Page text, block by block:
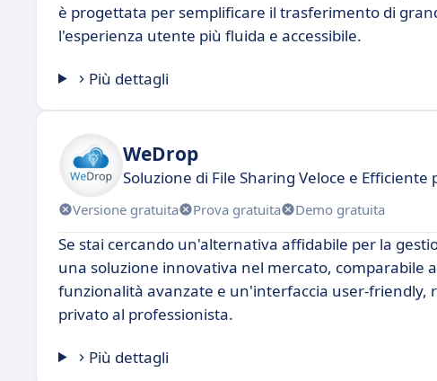
è progettata per semplificare il trasferimento di
l'esperienza utente più fluida e accessibile.
Più dettagli
WeDrop
Soluzione di File Sharing Veloce e Efficiente
Versione gratuita Prova gratuita Demo gratuita
Se stai cercando un'alternativa affidabile per la
una soluzione innovativa nel mercato, comparabile
funzionalità avanzate e un'interfaccia user-friendly,
privato al professionista.
Più dettagli